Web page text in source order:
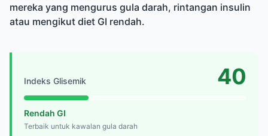
mereka yang mengurus gula darah, rintangan insulin
atau mengikut diet GI rendah.
Indeks Glisemik 40
Rendah GI
Terbaik untuk kawalan gula darah